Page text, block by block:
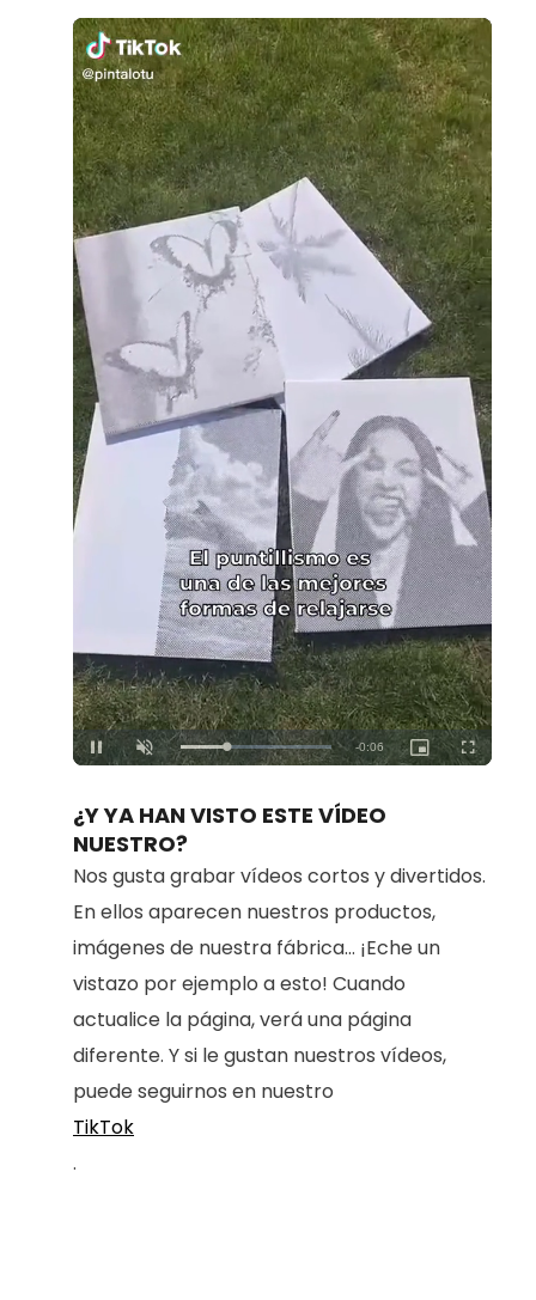
Unmute Loaded:
100.00%
¿Y YA HAN VISTO ESTE VÍDEO
NUESTRO?
Nos gusta grabar vídeos cortos y divertidos.
En ellos aparecen nuestros productos,
imágenes de nuestra fábrica... ¡Eche un
vistazo por ejemplo a esto! Cuando
actualice la página, verá una página
diferente. Y si le gustan nuestros vídeos,
puede seguirnos en nuestro
TikTok
.